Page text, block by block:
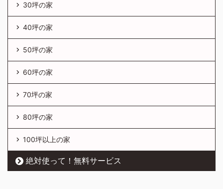
30坪の家
40坪の家
50坪の家
60坪の家
70坪の家
80坪の家
100坪以上の家
絶対使って！無料サービス